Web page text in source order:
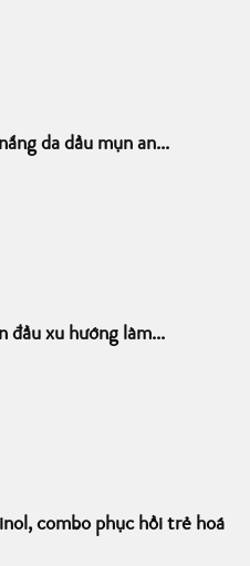
da dầu mụn an...
đầu xu hướng làm...
combo phục hồi trẻ hoá